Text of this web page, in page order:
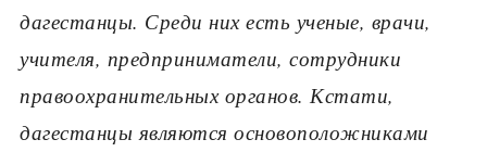
дагестанцы. Среди них есть ученые, врачи,
учителя, предприниматели, сотрудники
правоохранительных органов. Кстати,
дагестанцы являются основоположниками